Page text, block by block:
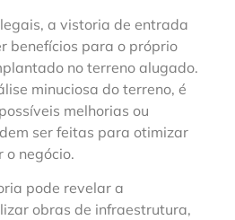
a vistoria de entrada
benefícios para o próprio
no terreno alugado.
minuciosa do terreno, é
melhorias ou
ser feitas para otimizar
o negócio.
pode revelar a
obras de infraestrutura,